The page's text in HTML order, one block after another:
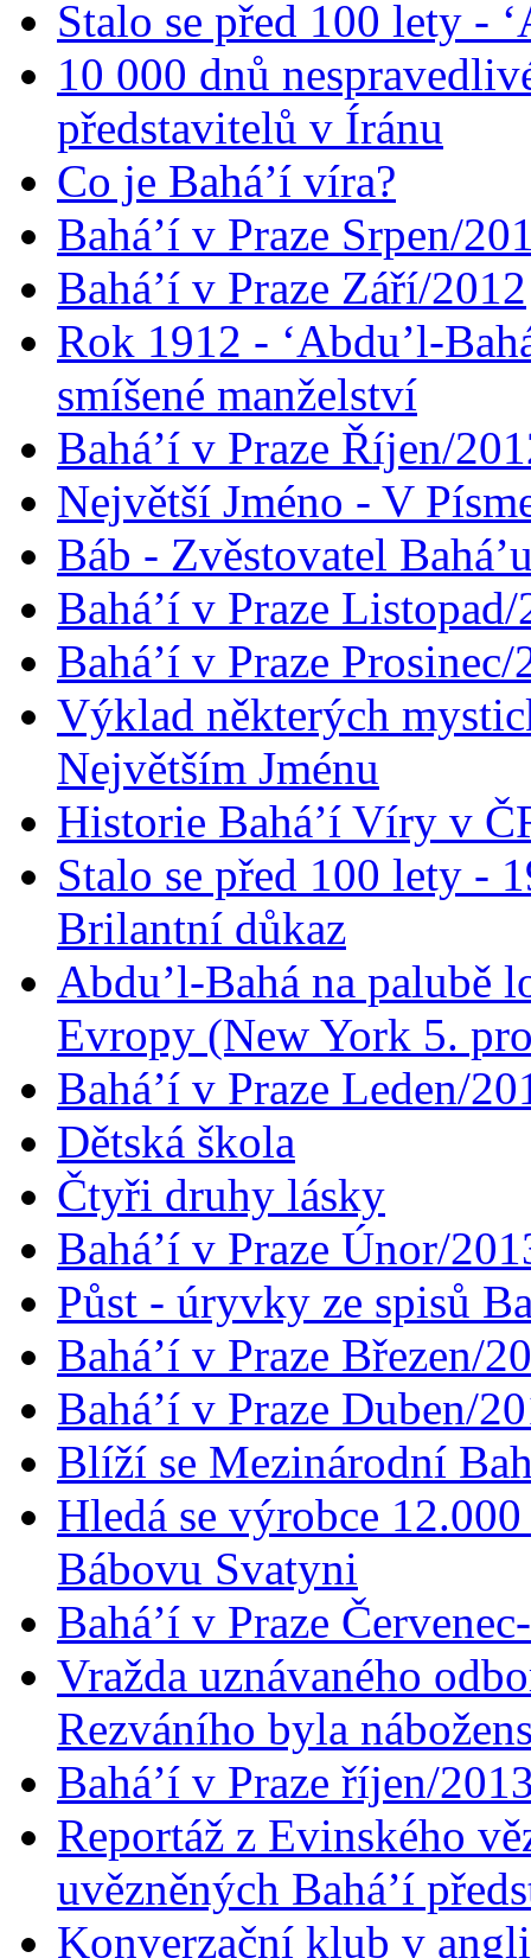
Stalo se před 100 lety -
10 000 dnů
představitelů v Íránu
Co je Bahá’í víra?
Bahá’í v Praze Srpen/
Bahá’í v Praze Září/2012
Rok 1912 - ‘Abdu’l-
smíšené manželství
Bahá’í v Praze Říjen/
Největší Jméno - V
Báb - Zvěstovatel
Bahá’í v Praze
Bahá’í v Praze Prosinec/
Výklad některých
Největším Jménu
Historie Bahá’í Víry v
Stalo se před 100 lety -
Brilantní důkaz
Abdu’l-Bahá na palubě
Evropy (New York 5.
Bahá’í v Praze Leden/
Dětská škola
Čtyři druhy lásky
Bahá’í v Praze Únor/
Půst - úryvky ze spisů
Bahá’í v Praze Březen/
Bahá’í v Praze Duben/
Blíží se Mezinárodní
Hledá se výrobce
Bábovu Svatyni
Bahá’í v Praze
Vražda uznávaného
Rezváního byla
Bahá’í v Praze říjen/
Reportáž z Evinského
uvězněných Bahá’í
Konverzační klub v